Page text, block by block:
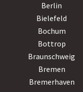
Berlin
Bielefeld
Bochum
Bottrop
Braunschweig
Bremen
Bremerhaven